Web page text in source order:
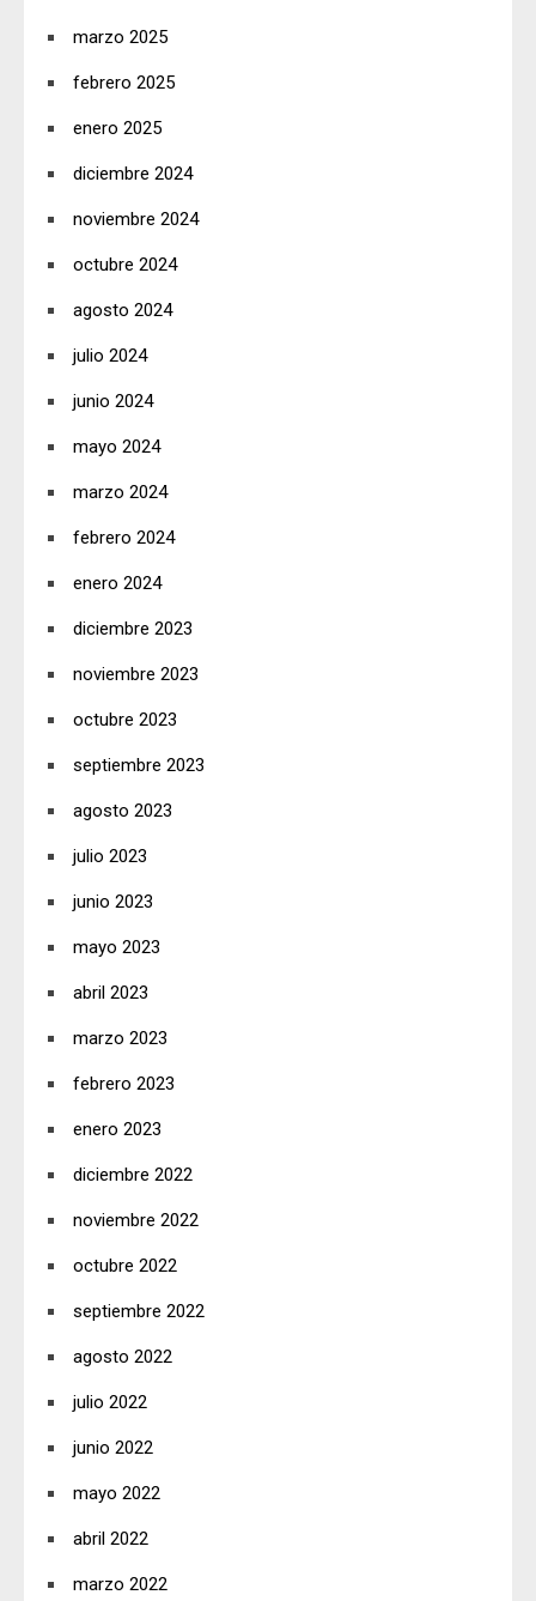
marzo 2025
febrero 2025
enero 2025
diciembre 2024
noviembre 2024
octubre 2024
agosto 2024
julio 2024
junio 2024
mayo 2024
marzo 2024
febrero 2024
enero 2024
diciembre 2023
noviembre 2023
octubre 2023
septiembre 2023
agosto 2023
julio 2023
junio 2023
mayo 2023
abril 2023
marzo 2023
febrero 2023
enero 2023
diciembre 2022
noviembre 2022
octubre 2022
septiembre 2022
agosto 2022
julio 2022
junio 2022
mayo 2022
abril 2022
marzo 2022